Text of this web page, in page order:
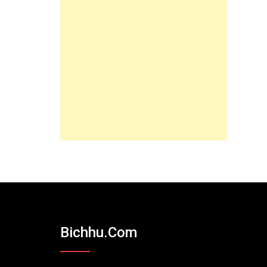
Bichhu.com